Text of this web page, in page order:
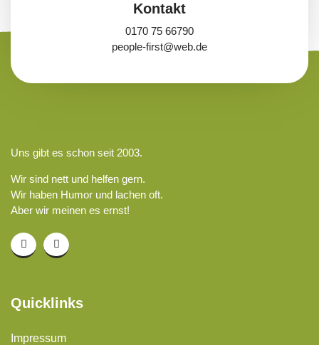
Kontakt
0170 75 66790
people-first@web.de
Uns gibt es schon seit 2003.
Wir sind nett und helfen gern.
Wir haben Humor und lachen oft.
Aber wir meinen es ernst!
Quicklinks
Impressum